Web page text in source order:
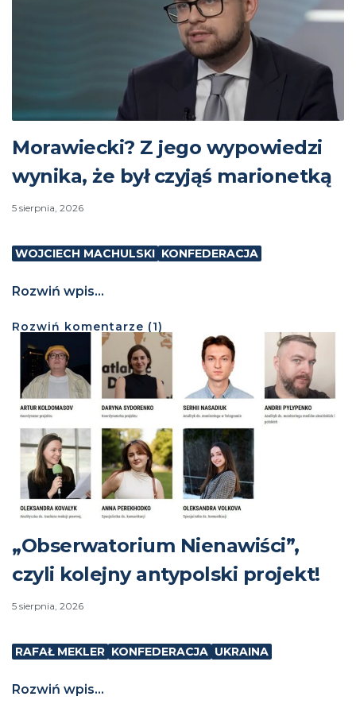
Morawiecki? Z jego wypowiedzi
wynika, że był czyjąś marionetką
5 sierpnia, 2026
WOJCIECH MACHULSKI KONFEDERACJA
Rozwiń wpis...
Rozwiń komentarze (1)
„Obserwatorium Nienawiści”,
czyli kolejny antypolski projekt!
5 sierpnia, 2026
RAFAŁ MEKLER KONFEDERACJA UKRAINA
Rozwiń wpis...